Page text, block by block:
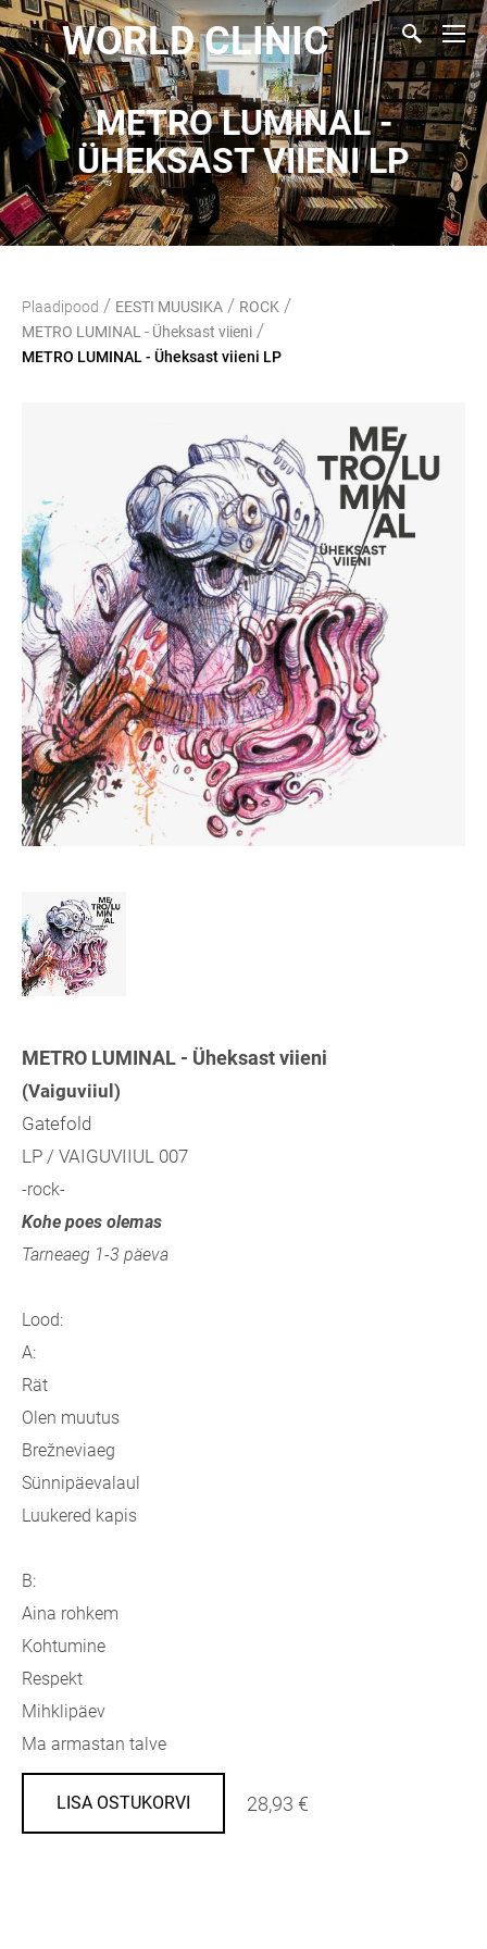
WORLD CLINIC
METRO LUMINAL -
ÜHEKSAST VIIENI LP
Plaadipood / EESTI MUUSIKA / ROCK /
METRO LUMINAL - Üheksast viieni /
METRO LUMINAL - Üheksast viieni LP
METRO LUMINAL - Üheksast viieni
(Vaiguviiul)
Gatefold
LP / VAIGUVIIUL 007
-rock-
Kohe poes olemas
Tarneaeg 1-3 päeva
Lood:
A:
Rät
Olen muutus
Brežneviaeg
Sünnipäevalaul
Luukered kapis
B:
Aina rohkem
Kohtumine
Respekt
Mihklipäev
Ma armastan talve
LISA OSTUKORVI 28,93 €